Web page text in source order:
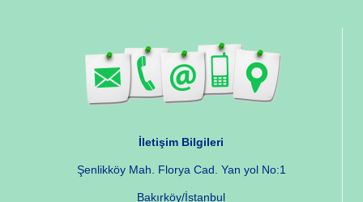
İletişim Bilgileri
Şenlikköy Mah. Florya Cad. Yan yol No:1
Bakırköy/İstanbul